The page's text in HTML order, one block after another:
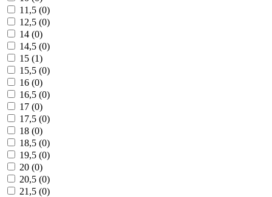
11,5 (0)
12,5 (0)
14 (0)
14,5 (0)
15 (1)
15,5 (0)
16 (0)
16,5 (0)
17 (0)
17,5 (0)
18 (0)
18,5 (0)
19,5 (0)
20 (0)
20,5 (0)
21,5 (0)